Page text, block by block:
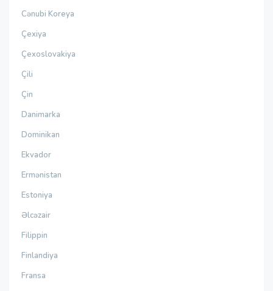
Cənubi Koreya
Çexiya
Çexoslovakiya
Çili
Çin
Danimarka
Dominikan
Ekvador
Ermənistan
Estoniya
Əlcəzair
Filippin
Finlandiya
Fransa